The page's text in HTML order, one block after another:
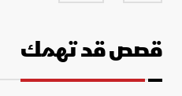
قصص قد تهمك